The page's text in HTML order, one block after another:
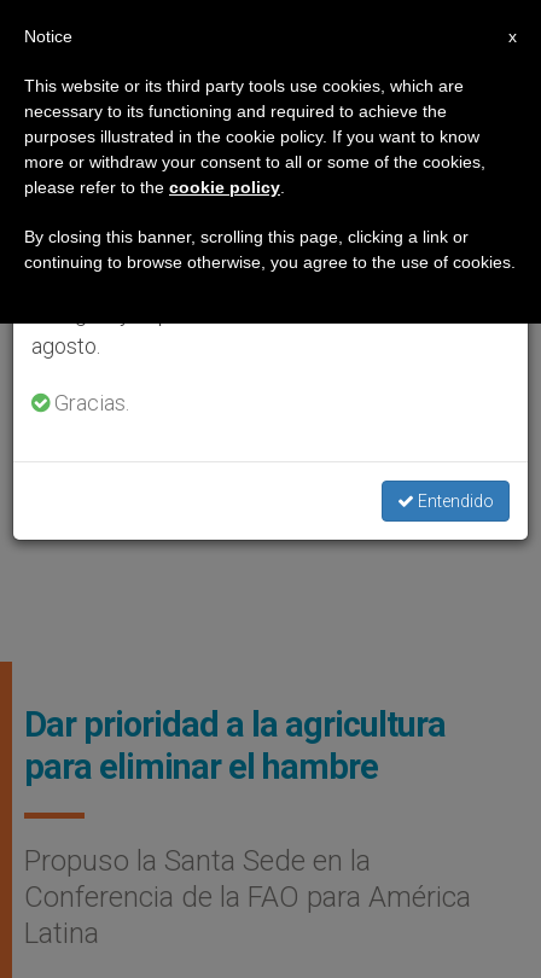
Dar prioridad a la agricultura
para eliminar el hambre
Propuso la Santa Sede en la
Conferencia de la FAO para América
Latina
×
Aviso importante
Del 27 de julio al 7 de agosto haremos la pausa
anual, aprovechando que en el periodo de verano
se generan menos informaciones y también el
agosto.
Gracias.
Entendido
x
Notice
This website or its third party tools use cookies, which are
necessary to its functioning and required to achieve the
purposes illustrated in the cookie policy. If you want to know
more or withdraw your consent to all or some of the cookies,
please refer to the cookie policy
By closing this banner, scrolling this page, clicking a link or
continuing to browse otherwise, you agree to the use of cookies.